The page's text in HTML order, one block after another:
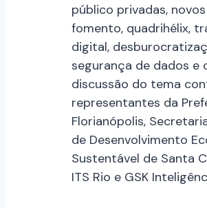
público privadas,
fomento, quadrihélix,
digital,
segurança de dados e
discussão do tema
representantes da
Florianópolis,
de Desenvolvimento
Sustentável de Santa
ITS Rio e GSK